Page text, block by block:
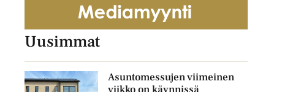
Uusimmat
Asuntomessujen viimeinen